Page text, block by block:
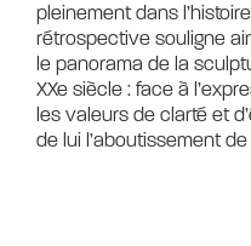
pleinement dans
rétrospective souligne
le panorama de la
XXe siècle : face à
les valeurs de clarté et
de lui l’aboutissement